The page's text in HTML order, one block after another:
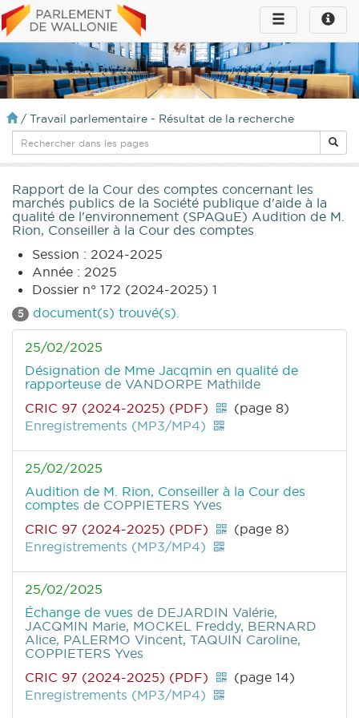
Toggle
infos
Toggle
navigation
/ Travail parlementaire - Résultat de la recherche
Rapport de la Cour des comptes concernant les
marchés publics de la Société publique d'aide à la
qualité de l'environnement (SPAQuE) Audition de M.
Rion, Conseiller à la Cour des comptes
Session : 2024-2025
Année : 2025
Dossier n° 172 (2024-2025) 1
5 document(s) trouvé(s).
25/02/2025
Désignation de Mme Jacqmin en qualité de
rapporteuse de VANDORPE Mathilde
CRIC 97 (2024-2025) (PDF)
(page 8)
Enregistrements (MP3/MP4)
25/02/2025
Audition de M. Rion, Conseiller à la Cour des
comptes de COPPIETERS Yves
CRIC 97 (2024-2025) (PDF)
(page 8)
Enregistrements (MP3/MP4)
25/02/2025
Échange de vues de DEJARDIN Valérie,
JACQMIN Marie, MOCKEL Freddy, BERNARD
Alice, PALERMO Vincent, TAQUIN Caroline,
COPPIETERS Yves
CRIC 97 (2024-2025) (PDF)
(page 14)
Enregistrements (MP3/MP4)